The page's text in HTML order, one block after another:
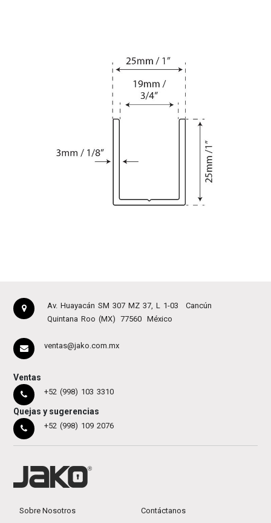
Av. Huayacán SM 307 MZ 37, L 1-03
Cancún
Quintana Roo (MX)
77560 México
ventas@jako.com.mx
Ventas
+52 (998) 103 3310
Quejas y sugerencias
+52 (998) 109 2076
Sobre Nosotros Contáctanos